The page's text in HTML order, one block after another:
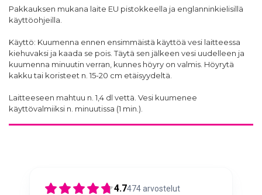
Pakkauksen mukana laite EU pistokkeella ja englanninkielisillä
käyttöohjeilla.
Käyttö: Kuumenna ennen ensimmäistä käyttöä vesi laitteessa
kiehuvaksi ja kaada se pois. Täytä sen jälkeen vesi uudelleen ja
kuumenna minuutin verran, kunnes höyry on valmis. Höyrytä
kakku tai koristeet n. 15-20 cm etäisyydeltä.
Laitteeseen mahtuu n. 1,4 dl vettä. Vesi kuumenee
käyttövalmiiksi n. minuutissa (1 min.).
4.7474arvostelut